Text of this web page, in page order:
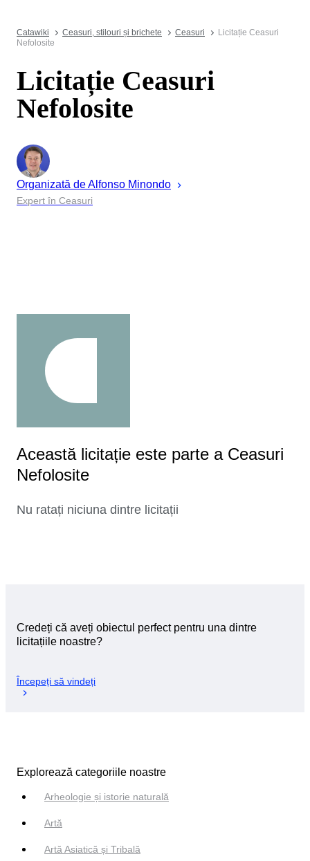
Catawiki Ceasuri, stilouri și brichete Ceasuri
Licitație Ceasuri
Nefolosite
Licitație Ceasuri
Nefolosite
Organizată deAlfonso Minondo
Expert în Ceasuri
Această licitație este parte a Ceasuri
Nefolosite
Nu ratați niciuna dintre licitații
Credeți că aveți obiectul perfect pentru una dintre
licitațiile noastre?
Începeți să vindeți
Explorează categoriile noastre
Arheologie și istorie naturală
Artă
Artă Asiatică și Tribală